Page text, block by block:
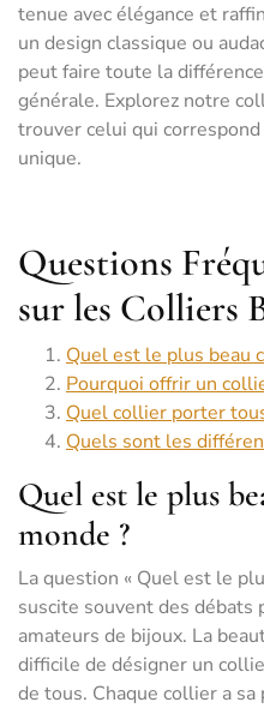
tenue avec élégance et
un design classique ou
peut faire toute la
générale. Explorez notre
trouver celui qui
unique.
Questions
sur les Colliers
Quel est le plus beau
Pourquoi offrir un
Quel collier porter
Quels sont les
Quel est le plus
monde ?
La question « Quel est le
suscite souvent des débats
amateurs de bijoux. La
difficile de désigner un
de tous. Chaque collier a